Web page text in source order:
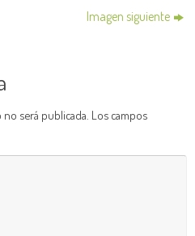
Imagen siguiente
será publicada. Los campos